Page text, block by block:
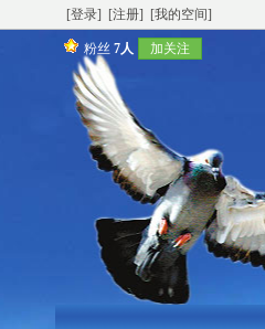
[登录] [注册] [我的空间]
粉丝 7人 加关注